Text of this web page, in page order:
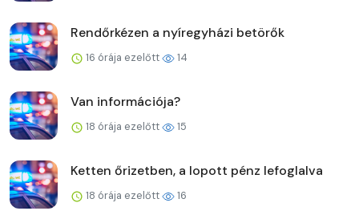
Rendőrkézen a nyíregyházi betörők
16 órája ezelőtt 14
Van információja?
18 órája ezelőtt 15
Ketten őrizetben, a lopott pénz lefoglalva
18 órája ezelőtt 16